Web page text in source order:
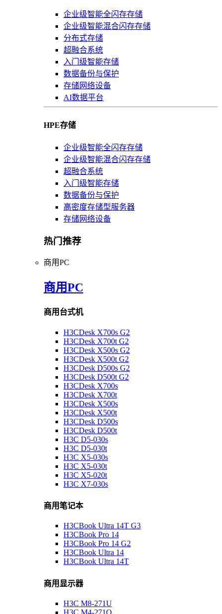
企业级智能全闪存存储
企业级智能混合闪存存储
分布式存储
超融合系统
入门级智能存储
数据备份与保护
存储网络设备
AI数据平台
HPE存储
企业级智能全闪存存储
企业级智能混合闪存存储
超融合系统
入门级智能存储
数据备份与保护
高密度存储型服务器
存储网络设备
热门推荐
商用PC
商用PC
商用台式机
H3CDesk X700s G2
H3CDesk X700t G2
H3CDesk X500s G2
H3CDesk X500t G2
H3CDesk D500s G2
H3CDesk D500t G2
H3CDesk X700s
H3CDesk X700t
H3CDesk X500s
H3CDesk X500t
H3CDesk D500s
H3CDesk D500t
H3C D5-030s
H3C D5-030t
H3C X5-030s
H3C X5-030t
H3C X5-020t
H3C X7-030s
商用笔记本
H3CBook Ultra 14T G3
H3CBook Pro 14
H3CBook Pro 14 G2
H3CBook Ultra 14
H3CBook Ultra 14T
商用显示器
H3C M8-271U
H3C M4-271Q